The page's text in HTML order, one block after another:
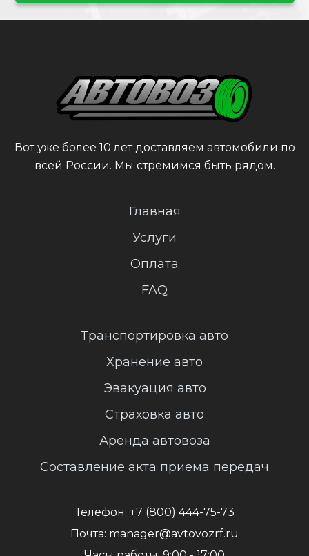
Вот уже более 10 лет доставляем автомобили по
всей России. Мы стремимся быть рядом.
Главная
Услуги
Оплата
FAQ
Транспортировка авто
Хранение авто
Эвакуация авто
Страховка авто
Аренда автовоза
Составление акта приема передач
Телефон: +7 (800) 444-75-73
Почта: manager@avtovozrf.ru